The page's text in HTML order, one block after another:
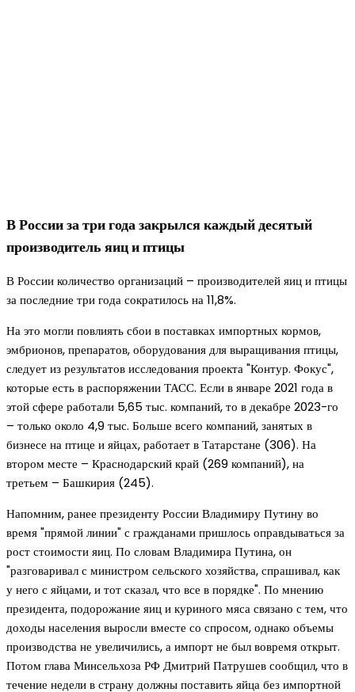
В России за три года закрылся каждый десятый
производитель яиц и птицы
В России количество организаций – производителей яиц и птицы
за последние три года сократилось на 11,8%.
На это могли повлиять сбои в поставках импортных кормов,
эмбрионов, препаратов, оборудования для выращивания птицы,
следует из результатов исследования проекта "Контур. Фокус",
которые есть в распоряжении ТАСС. Если в январе 2021 года в
этой сфере работали 5,65 тыс. компаний, то в декабре 2023-го
– только около 4,9 тыс. Больше всего компаний, занятых в
бизнесе на птице и яйцах, работает в Татарстане (306). На
втором месте – Краснодарский край (269 компаний), на
третьем – Башкирия (245).
Напомним, ранее президенту России Владимиру Путину во
время "прямой линии" с гражданами пришлось оправдываться за
рост стоимости яиц. По словам Владимира Путина, он
"разговаривал с министром сельского хозяйства, спрашивал, как
у него с яйцами, и тот сказал, что все в порядке". По мнению
президента, подорожание яиц и куриного мяса связано с тем, что
доходы населения выросли вместе со спросом, однако объемы
производства не увеличились, а импорт не был вовремя открыт.
Потом глава Минсельхоза РФ Дмитрий Патрушев сообщил, что в
течение недели в страну должны поставить яйца без импортной